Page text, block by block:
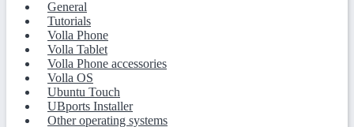
General
Tutorials
Volla Phone
Volla Tablet
Volla Phone accessories
Volla OS
Ubuntu Touch
UBports Installer
Other operating systems